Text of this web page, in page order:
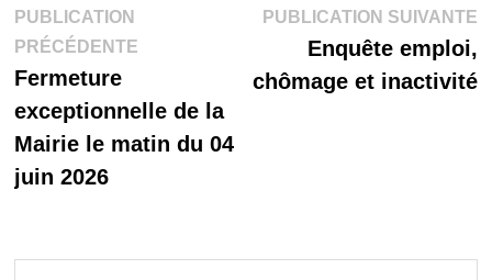
Navigation
de
l’article
PUBLICATION
PRÉCÉDENTE
Fermeture
exceptionnelle de la
Mairie le matin du 04
juin 2026
PUBLICATION SUIVANTE
Enquête emploi,
chômage et inactivité